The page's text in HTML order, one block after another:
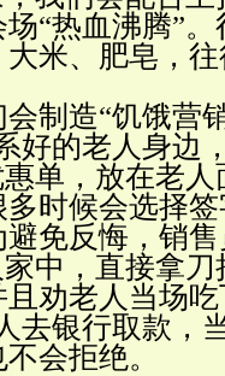
“热血沸腾”
米、肥皂，
制造“饥饿营
好的老人身边
单，放在老
时候会选择
免反悔，销
中，直接拿
劝老人当场
去银行取款，
会拒绝。